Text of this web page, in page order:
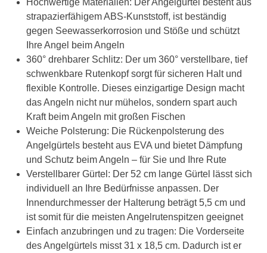
Hochwertige Materialien: Der Angelgürtel besteht aus
strapazierfähigem ABS-Kunststoff, ist beständig
gegen Seewasserkorrosion und Stöße und schützt
Ihre Angel beim Angeln
360° drehbarer Schlitz: Der um 360° verstellbare, tief
schwenkbare Rutenkopf sorgt für sicheren Halt und
flexible Kontrolle. Dieses einzigartige Design macht
das Angeln nicht nur mühelos, sondern spart auch
Kraft beim Angeln mit großen Fischen
Weiche Polsterung: Die Rückenpolsterung des
Angelgürtels besteht aus EVA und bietet Dämpfung
und Schutz beim Angeln – für Sie und Ihre Rute
Verstellbarer Gürtel: Der 52 cm lange Gürtel lässt sich
individuell an Ihre Bedürfnisse anpassen. Der
Innendurchmesser der Halterung beträgt 5,5 cm und
ist somit für die meisten Angelrutenspitzen geeignet
Einfach anzubringen und zu tragen: Die Vorderseite
des Angelgürtels misst 31 x 18,5 cm. Dadurch ist er